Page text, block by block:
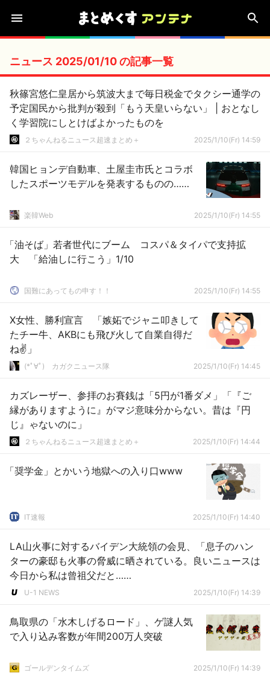
ニュース 2025/01/10 の記事一覧
秋篠宮悠仁皇居から筑波大まで毎日税金でタクシー通学の
予定国民から批判が殺到「もう天皇いらない」 | おとなし
く学習院にしとけばよかったものを
２ちゃんねるニュース超速まとめ＋ 2025/1/10(Fr) 14:59
韓国ヒョンデ自動車、土屋圭市氏とコラボ
したスポーツモデルを発表するものの……
楽韓Web 2025/1/10(Fr) 14:55
「油そば」若者世代にブーム コスパ＆タイパで支持拡
大 「給油しに行こう」1/10
国難にあってもの申す！！ 2025/1/10(Fr) 14:55
X女性、勝利宣言 「嫉妬でジャニ叩きして
たチー牛、AKBにも飛び火して自業自得だ
ね✌」
(*ﾟ∀ﾟ)ゞカガクニュース隊 2025/1/10(Fr) 14:45
カズレーザー、参拝のお賽銭は「5円が1番ダメ」「『ご
縁がありますように』がマジ意味分からない。昔は『円
じ』ゃないのに」
２ちゃんねるニュース超速まとめ＋ 2025/1/10(Fr) 14:44
「奨学金」とかいう地獄への入り口www
IT速報 2025/1/10(Fr) 14:40
LA山火事に対するバイデン大統領の会見、「息子のハン
ターの豪邸も火事の脅威に晒されている。良いニュースは
今日から私は曾祖父だと……
U-1 NEWS 2025/1/10(Fr) 14:39
鳥取県の「水木しげるロード」、ゲ謎人気
で入り込み客数が年間200万人突破
ゴールデンタイムズ 2025/1/10(Fr) 14:39